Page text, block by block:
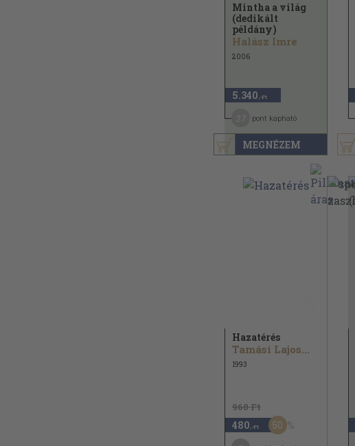
MEGNÉZEM
Mintha a világ
(dedikált
példány)
Halász Imre
2006
5.340 ,-Ft
pont kapható
Hazatérés
Tamási Lajos...
1993
960 Ft
480 ,-Ft 50